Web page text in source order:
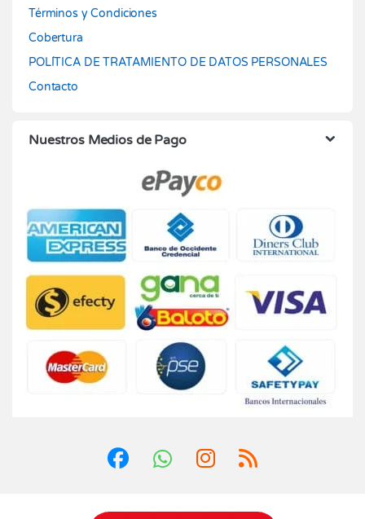
Términos y Condiciones
Cobertura
POLÍTICA DE TRATAMIENTO DE DATOS PERSONALES
Contacto
Nuestros Medios de Pago